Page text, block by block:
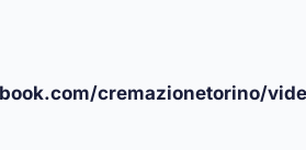
cremazionetorino/